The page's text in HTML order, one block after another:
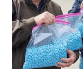
WN
SULSEL
WN
GORONTALO